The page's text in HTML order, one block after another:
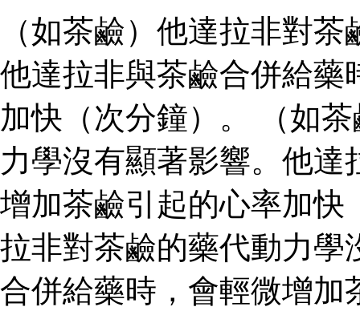
（如茶鹼）他達拉非對
他達拉非與茶鹼合併給藥
加快（次分鐘）。 （如
力學沒有顯著影響。他
增加茶鹼引起的心率加快
拉非對茶鹼的藥代動力學
合併給藥時，會輕微增加